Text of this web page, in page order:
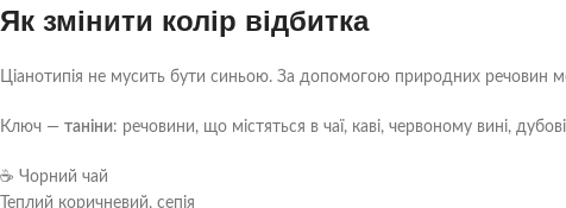
Як змінити колір відбитка
Ціанотипія не мусить бути синьою. За допомогою природних речовин
Ключ — таніни: речовини, що містяться в чаї, каві, червоному вині,
☕ Чорний чай
Теплий коричневий, сепія